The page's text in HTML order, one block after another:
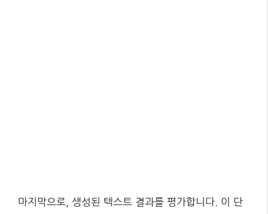
마지막으로, 생성된 텍스트 결과를 평가합니다. 이 단